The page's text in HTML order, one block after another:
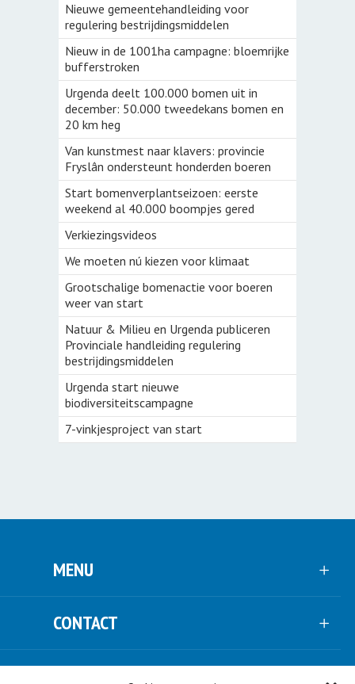
Nieuwe gemeentehandleiding voor
regulering bestrijdingsmiddelen
Nieuw in de 1001ha campagne: bloemrijke
bufferstroken
Urgenda deelt 100.000 bomen uit in
december: 50.000 tweedekans bomen en
20 km heg
Van kunstmest naar klavers: provincie
Fryslân ondersteunt honderden boeren
Start bomenverplantseizoen: eerste
weekend al 40.000 boompjes gered
Verkiezingsvideos
We moeten nú kiezen voor klimaat
Grootschalige bomenactie voor boeren
weer van start
Natuur & Milieu en Urgenda publiceren
Provinciale handleiding regulering
bestrijdingsmiddelen
Urgenda start nieuwe
biodiversiteitscampagne
7-vinkjesproject van start
MENU
CONTACT